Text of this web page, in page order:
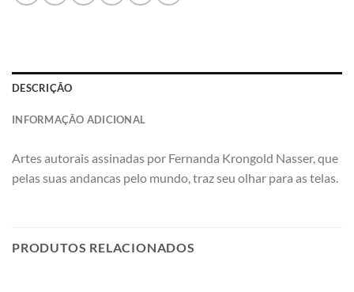
DESCRIÇÃO
INFORMAÇÃO ADICIONAL
Artes autorais assinadas por Fernanda Krongold Nasser, que
pelas suas andancas pelo mundo, traz seu olhar para as telas.
PRODUTOS RELACIONADOS